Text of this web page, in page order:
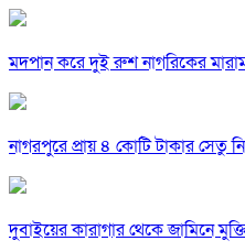
মদপান করে দুই রুশ নাগরিকের
নাগরপুরে প্রায় ৪ কোটি টাকার সেতু
দুবাইয়ের কারাগার থেকে জামিনে